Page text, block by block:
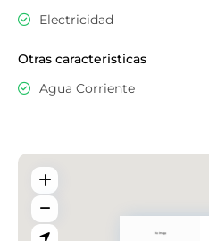
Electricidad
Otras caracteristicas
Agua Corriente